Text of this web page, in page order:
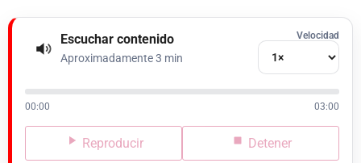
Escuchar contenido
Aproximadamente 3 min
Velocidad
00:00 03:00
Reproducir Detener